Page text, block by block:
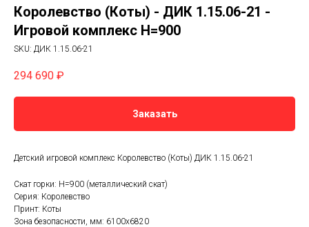
Королевство (Коты) - ДИК 1.15.06-21 -
Игровой комплекс H=900
SKU: ДИК 1.15.06-21
294 690 ₽
Заказать
Детский игровой комплекс Королевство (Коты) ДИК 1.15.06-21
Скат горки: H=900 (металлический скат)
Серия: Королевство
Принт: Коты
Зона безопасности, мм: 6100х6820